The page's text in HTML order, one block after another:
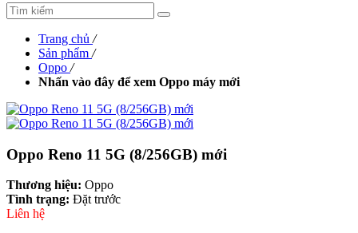
Trang chủ /
Sản phẩm /
Oppo /
Nhấn vào đây để xem Oppo máy mới
Oppo Reno 11 5G (8/256GB) mới
Thương hiệu: Oppo
Tình trạng: Đặt trước
Liên hệ